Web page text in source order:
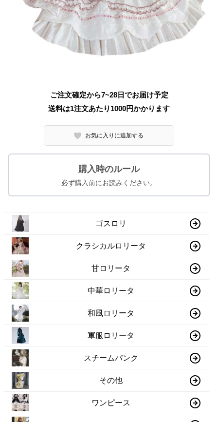
ご注文確定から7~28日でお届け予定
送料は1注文あたり 1000円かかります
お気に入りに追加する
購入時のルール
必ず購入前にお読みください。
ゴスロリ
クラシカルロリータ
甘ロリータ
中華ロリータ
和風ロリータ
軍服ロリータ
スチームパンク
その他
ワンピース